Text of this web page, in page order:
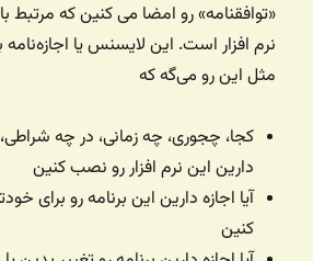
«توافقنامه» رو امضا می کنین که مرتبط
نرم افزار است. این لایسنس یا
مثل این رو می‌گه که
کجا،‌ چجوری، چه زمانی، در چه
دارین این نرم افزار رو نصب کنین
آیا اجازه دارین این برنامه رو برای
کنین